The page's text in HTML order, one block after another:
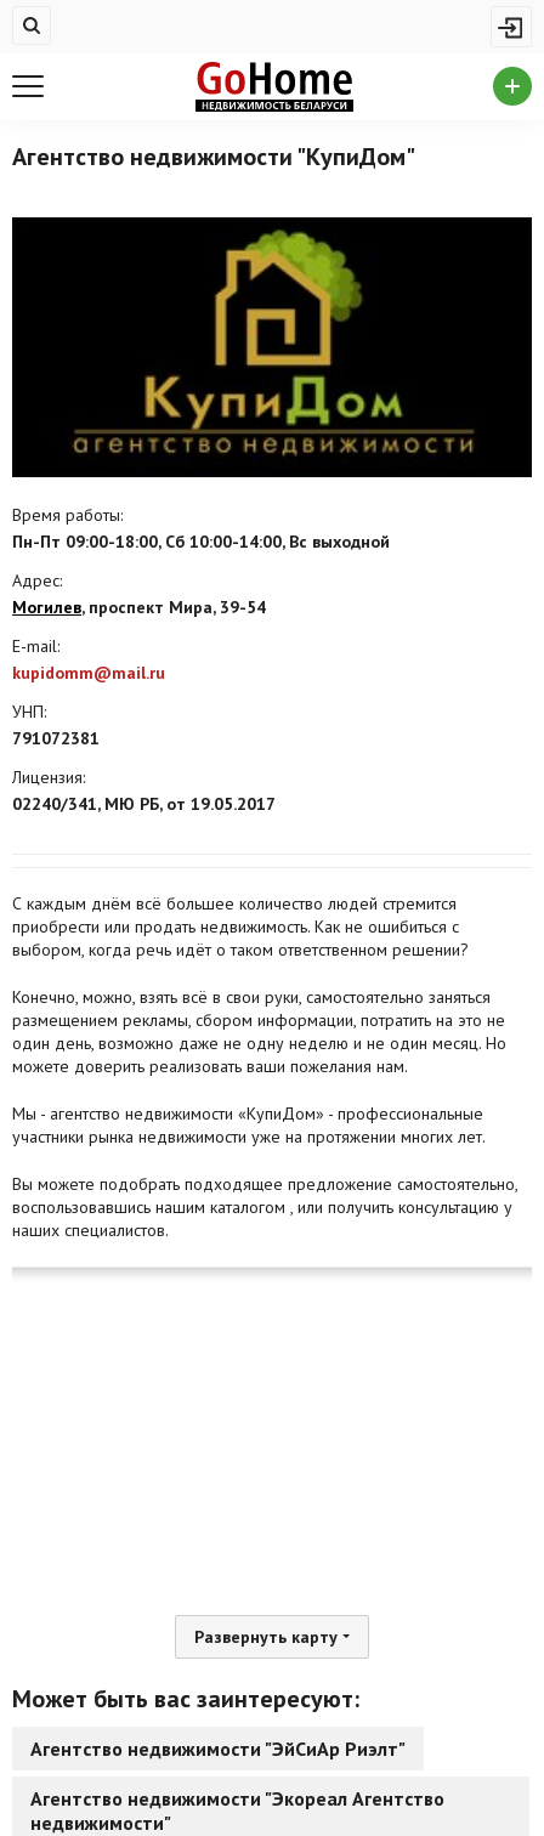
Купить квартиру
Дома/коттеджи/участки
Продажа коммерческой недвижимости
Аренда коммерческой недвижимости
Другие разделы
Новости
Агентства
Грузовое такси
Способы оплаты
Реклама на сайте
Агентство недвижимости "КупиДом"
Время работы:
Пн-Пт 09:00-18:00, Сб 10:00-14:00, Вс выходной
Адрес:
Могилев, проспект Мира, 39-54
E-mail:
kupidomm@mail.ru
УНП:
791072381
Лицензия:
02240/341, МЮ РБ, от 19.05.2017
С каждым днём всё большее количество людей стремится
приобрести или продать недвижимость. Как не ошибиться с
выбором, когда речь идёт о таком ответственном решении?
Конечно, можно, взять всё в свои руки, самостоятельно заняться
размещением рекламы, сбором информации, потратить на это не
один день, возможно даже не одну неделю и не один месяц. Но
можете доверить реализовать ваши пожелания нам.
Мы - агентство недвижимости «КупиДом» - профессиональные
участники рынка недвижимости уже на протяжении многих лет.
Вы можете подобрать подходящее предложение самостоятельно,
воспользовавшись нашим каталогом , или получить консультацию у
наших специалистов.
Развернуть карту
Может быть вас заинтересуют:
Агентство недвижимости "ЭйСиАр Риэлт"
Агентство недвижимости "Экореал Агентство
недвижимости"